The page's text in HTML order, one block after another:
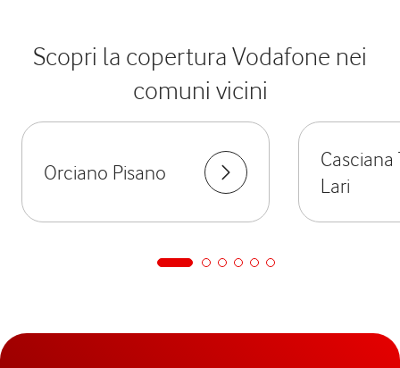
Scopri la copertura Vodafone nei
comuni vicini
Orciano Pisano
Casciana
Lari